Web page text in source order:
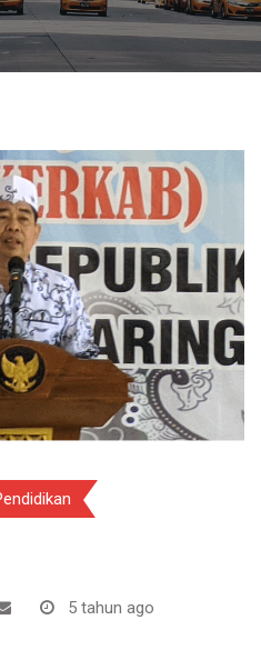
5 tahun ago